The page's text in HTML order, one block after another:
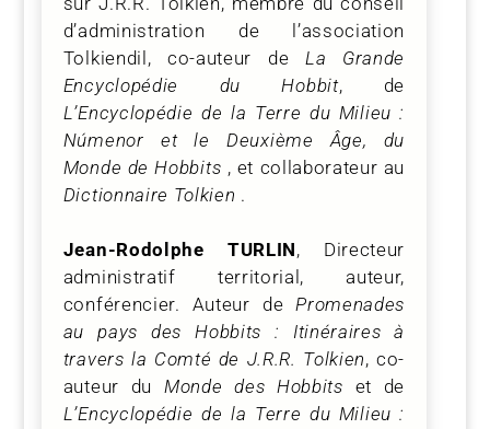
d’administration de l’association
Tolkiendil, co-auteur de La Grande
Encyclopédie du Hobbit, de
L’Encyclopédie de la Terre du Milieu :
Númenor et le Deuxième Âge, du
Monde de Hobbits , et collaborateur au
Dictionnaire Tolkien .
Jean-Rodolphe TURLIN, Directeur
administratif territorial, auteur,
conférencier. Auteur dePromenades
au pays des Hobbits : Itinéraires à
travers la Comté de J.R.R. Tolkien, co-
auteur du Monde des Hobbits et de
L’Encyclopédie de la Terre du Milieu :